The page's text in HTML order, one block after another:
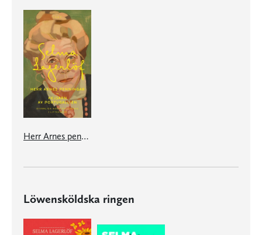
Herr Arnes penningar/Kejsarn av Portugallien
Löwensköldska ringen